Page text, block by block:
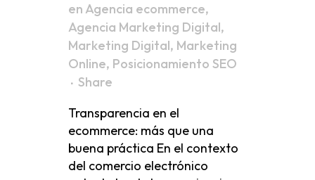
en Agencia ecommerce,
Agencia Marketing Digital,
Marketing Digital, Marketing
Online, Posicionamiento SEO
Share
Transparencia en el
ecommerce: más que una
buena práctica En el contexto
del comercio electrónico